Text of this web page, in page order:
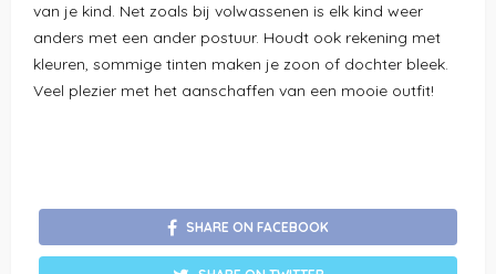
van je kind. Net zoals bij volwassenen is elk kind weer
anders met een ander postuur. Houdt ook rekening met
kleuren, sommige tinten maken je zoon of dochter bleek.
Veel plezier met het aanschaffen van een mooie outfit!
SHARE ON FACEBOOK